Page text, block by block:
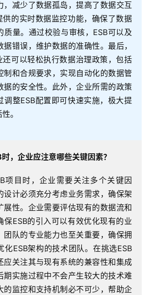
，减少了数据孤岛，提高了数据交互
供的实时数据监控功能，确保了数据
质量。通过校验与审核，ESB可以及
错误，维护数据的准确性。最后，
还可以轻松执行数据治理政策，包括
制和合规要求，实现自动化的数据管
据的安全性。此外，企业所需的政策
调整ESB配置即可快速实施，极大提
。
，企业应注意哪些关键因素？
项目时，企业需要关注多个关键因
设计必须充分考虑业务需求，确保架
展性。企业需要评估现有的数据流和
保ESB的引入可以有效优化现有的业
团队的专业能力也至关重要，确保拥
化ESB架构的技术团队。在挑选ESB
应关注其与现有系统的兼容性和集成
期实施过程中不会产生较大的技术难
的监控和支持机制必不可少，帮助企